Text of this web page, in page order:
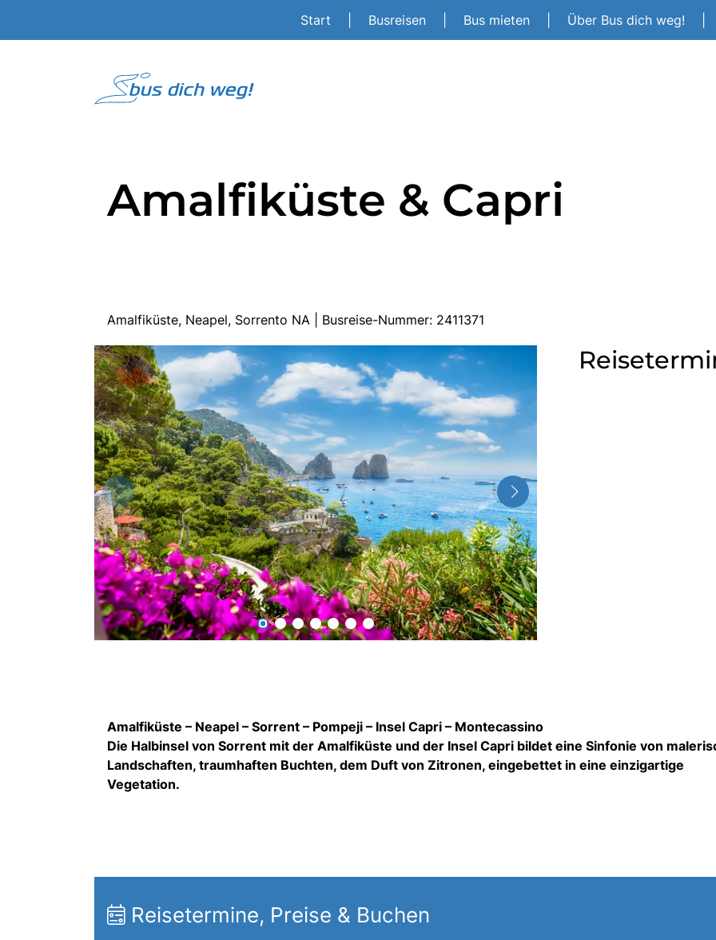
Start Busreisen Bus mieten Über Bus dich weg!
Amalfiküste & Capri
Amalfiküste, Neapel, Sorrento NA | Busreise-Nummer: 2411371
Amalfiküste – Neapel – Sorrent – Pompeji – Insel Capri – Montecassino
Die Halbinsel von Sorrent mit der Amalfiküste und der Insel Capri bildet eine Sinfonie von
Landschaften, traumhaften Buchten, dem Duft von Zitronen, eingebettet in eine einzigartige
Vegetation.
Reisetermine, Preise & Buchen